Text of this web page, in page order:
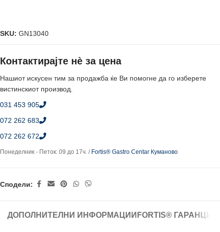
SKU: GN13040
Контактирајте нè за цена
Нашиот искусен тим за продажба ќе Ви помогне да го изберете
вистинскиот производ.
031 453 905
072 262 683
072 262 672
Понеделник - Петок: 09 до 17ч. / Fortis® Gastro Centar Куманово
Сподели:
ДОПОЛНИТЕЛНИ ИНФОРМАЦИИ FORTIS®